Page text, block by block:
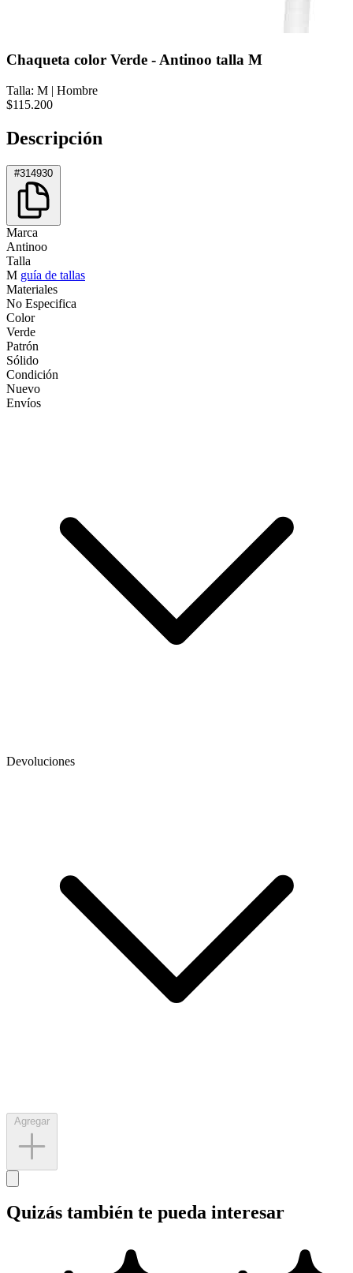
Chaqueta color Verde - Antinoo talla M
Talla: M | Hombre
$115.200
Descripción
#314930
Marca
Antinoo
Talla
M guía de tallas
Materiales
No Especifica
Color
Verde
Patrón
Sólido
Condición
Nuevo
Envíos
Devoluciones
Quizás también te pueda interesar